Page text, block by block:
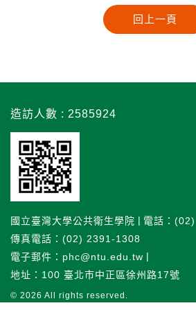
造訪人數 : 2585924
國立臺灣大學公共衛生學院
電話：
傳真電話：(02) 2391-1308
電子郵件：phc@ntu.edu.tw
地址：100 臺北市中正區徐州路17號
© 2026 All rights reserved.